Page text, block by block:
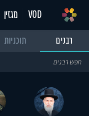
VOD מגזין
רבנים
תוכניות